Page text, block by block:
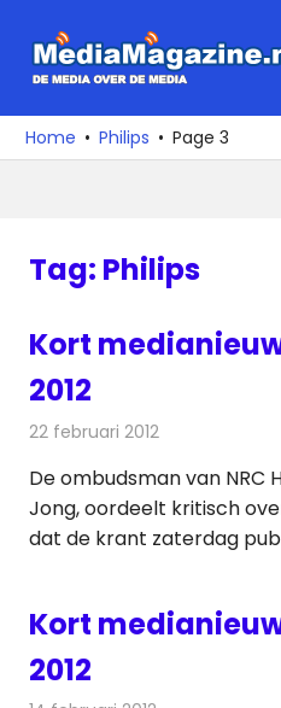
naar
media
over
Home Philips Page 3
Tag: Philips
Kort
2012
22 februari 2012
De ombudsman van NRC
Jong, oordeelt kritisch
dat de krant zaterdag
Kort
2012